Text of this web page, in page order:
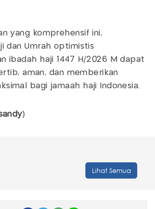
yang komprehensif ini,
dan Umrah optimistis
ibadah haji 1447 H/2026 M dapat
aman, dan memberikan
bagi jamaah haji Indonesia.
)
Lihat Semua